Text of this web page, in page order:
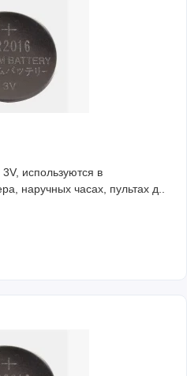
используются в
наручных часах, пультах д..